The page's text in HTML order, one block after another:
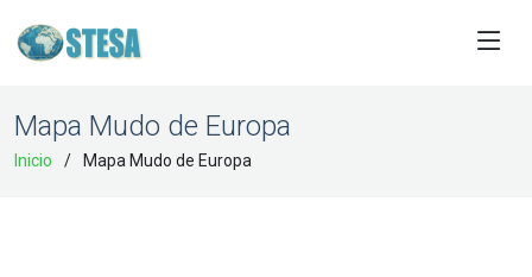
Mapa Mudo de Europa
Inicio Mapa Mudo de Europa